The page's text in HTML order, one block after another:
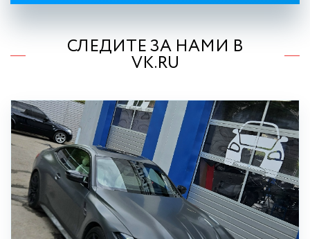
СЛЕДИТЕ ЗА НАМИ В
VK.RU